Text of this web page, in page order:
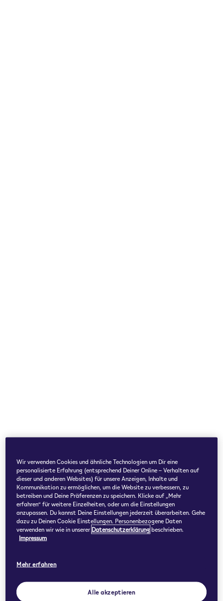
Wir verwenden Cookies und ähnliche Technologien um Dir eine
personalisierte Erfahrung (entsprechend Deiner Online – Verhalten auf
dieser und anderen Websites) für unsere Anzeigen, Inhalte und
Kommunikation zu ermöglichen, um die Website zu verbessern, zu
betreiben und Deine Präferenzen zu speichern. Klicke auf „Mehr
erfahren“ für weitere Einzelheiten, oder um die Einstellungen
anzupassen. Du kannst Deine Einstellungen jederzeit überarbeiten. Gehe
dazu zu Deinen Cookie Einstellungen. Personenbezogene Daten
verwenden wir wie in unserer Datenschutzerklärungbeschrieben.
Impressum
Mehr erfahren
Alle akzeptieren